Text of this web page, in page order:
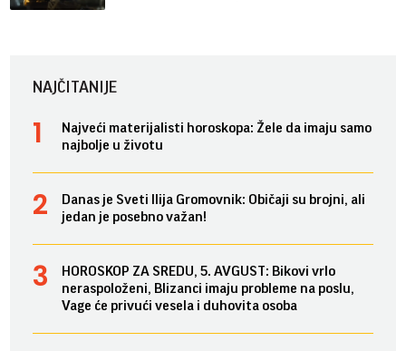
NAJČITANIJE
Najveći materijalisti horoskopa: Žele da imaju samo
najbolje u životu
Danas je Sveti Ilija Gromovnik: Običaji su brojni, ali
jedan je posebno važan!
HOROSKOP ZA SREDU, 5. AVGUST: Bikovi vrlo
neraspoloženi, Blizanci imaju probleme na poslu,
Vage će privući vesela i duhovita osoba